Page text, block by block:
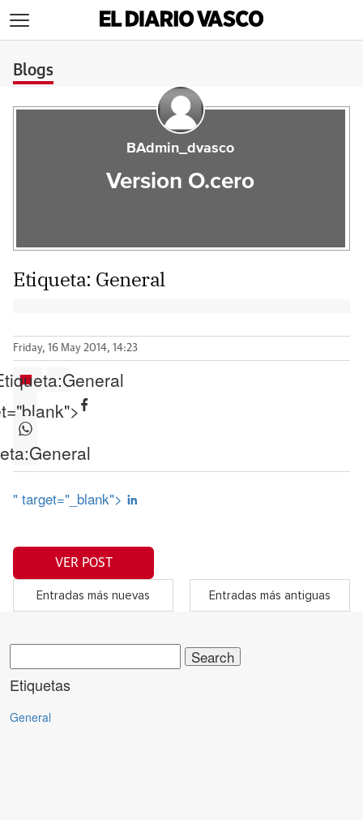
Blogs
BAdmin_dvasco
Version O.cero
Etiqueta: General
Friday, 16 May 2014, 14:23
General
General
" target="_blank">
VER POST
Entradas más nuevas Entradas más antiguas
Search
for:
Etiquetas
General